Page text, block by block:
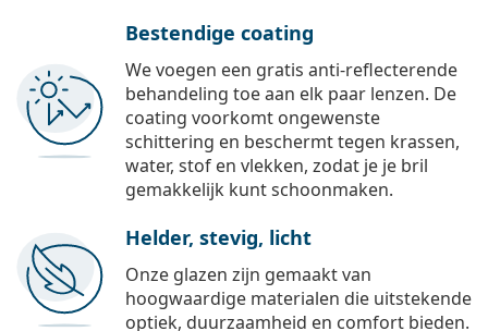
Bestendige coating
We voegen een gratis anti-reflecterende
behandeling toe aan elk paar lenzen. De
coating voorkomt ongewenste
schittering en beschermt tegen krassen,
water, stof en vlekken, zodat je je bril
gemakkelijk kunt schoonmaken.
Helder, stevig, licht
Onze glazen zijn gemaakt van
hoogwaardige materialen die uitstekende
optiek, duurzaamheid en comfort bieden.